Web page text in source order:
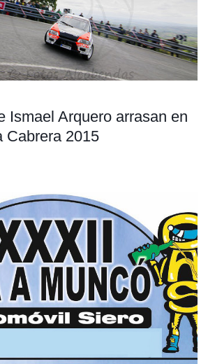
Ismael Arquero arrasan en
Cabrera 2015